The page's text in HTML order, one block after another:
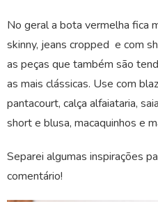
No geral a bota vermelha fica
skinny, jeans cropped e com
as peças que também são
as mais clássicas. Use com
pantacourt, calça alfaiataria,
short e blusa, macaquinhos e
Separei algumas inspirações
comentário!